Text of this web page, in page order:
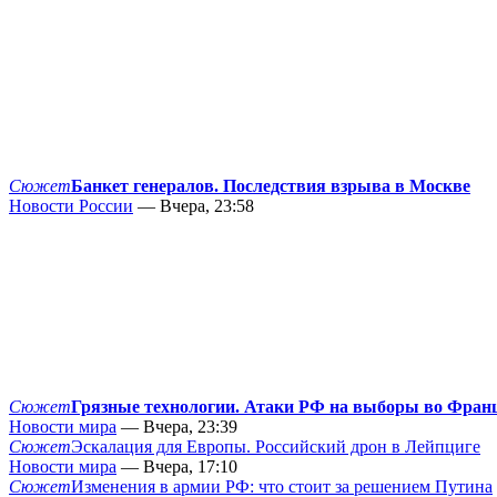
СюжетБанкет генералов. Последствия взрыва в Москве
Новости России — Вчера, 23:58
СюжетГрязные технологии. Атаки РФ на выборы во
Новости мира — Вчера, 23:39
СюжетЭскалация для Европы. Российский дрон в Лейпциге
Новости мира — Вчера, 17:10
СюжетИзменения в армии РФ: что стоит за решением Путина